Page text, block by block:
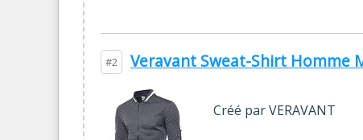
#2 Veravant Sweat-Shirt Homme
Créé par VERAVANT